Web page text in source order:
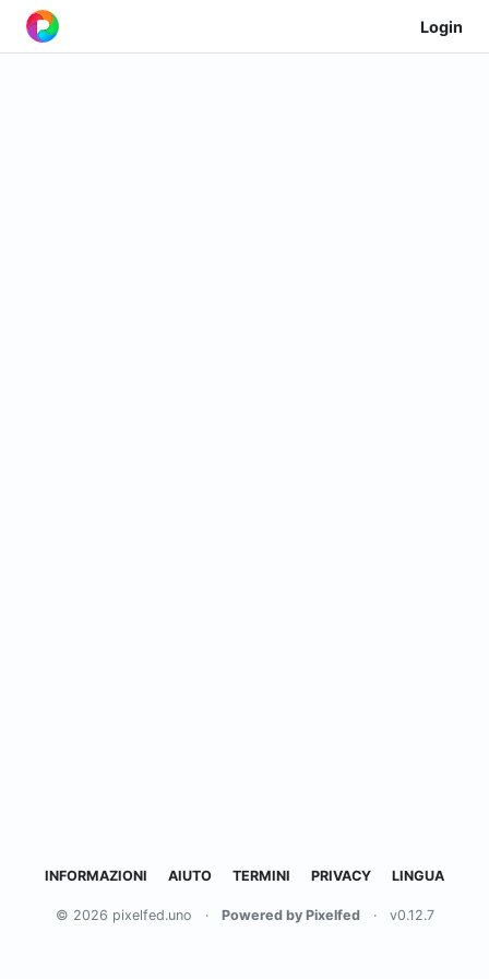
Login
INFORMAZIONI AIUTO TERMINI PRIVACY LINGUA
© 2026 pixelfed.uno · Powered by Pixelfed · v0.12.7